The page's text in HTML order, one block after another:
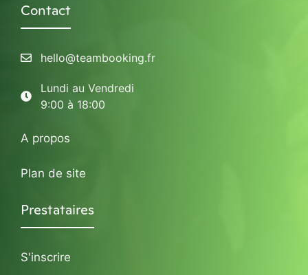
Contact
hello@teambooking.fr
Lundi au Vendredi
9:00 à 18:00
A propos
Plan de site
Prestataires
S'inscrire